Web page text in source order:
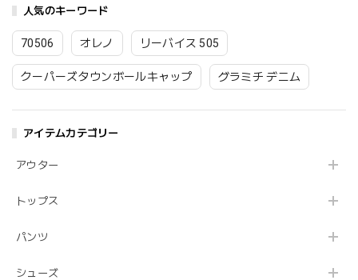
人気のキーワード
70506 オレノ リーバイス 505
クーパーズタウンボールキャップ グラミチ デニム
アイテムカテゴリー
アウター
トップス
パンツ
シューズ